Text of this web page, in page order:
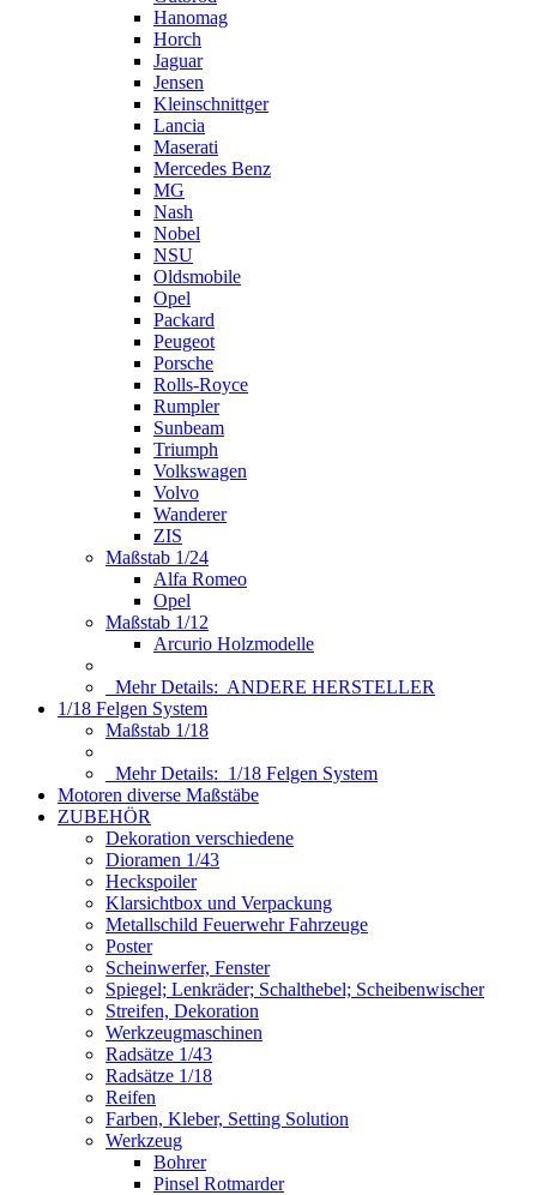
Hanomag
Horch
Jaguar
Jensen
Kleinschnittger
Lancia
Maserati
Mercedes Benz
MG
Nash
Nobel
NSU
Oldsmobile
Opel
Packard
Peugeot
Porsche
Rolls-Royce
Rumpler
Sunbeam
Triumph
Volkswagen
Volvo
Wanderer
ZIS
Maßstab 1/24
Alfa Romeo
Opel
Maßstab 1/12
Arcurio Holzmodelle
Mehr Details: ANDERE HERSTELLER
1/18 Felgen System
Maßstab 1/18
Mehr Details: 1/18 Felgen System
Motoren diverse Maßstäbe
ZUBEHÖR
Dekoration verschiedene
Dioramen 1/43
Heckspoiler
Klarsichtbox und Verpackung
Metallschild Feuerwehr Fahrzeuge
Poster
Scheinwerfer, Fenster
Spiegel; Lenkräder; Schalthebel; Scheibenwischer
Streifen, Dekoration
Werkzeugmaschinen
Radsätze 1/43
Radsätze 1/18
Reifen
Farben, Kleber, Setting Solution
Werkzeug
Bohrer
Pinsel Rotmarder